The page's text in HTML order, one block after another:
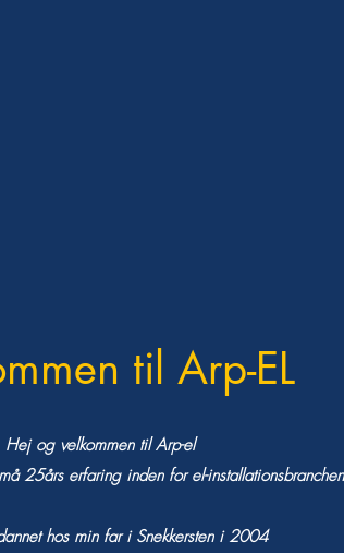
til Arp-EL
Hej og velkommen til Arp-el
25års erfaring inden for el-
hos min far i Snekkersten i 2004